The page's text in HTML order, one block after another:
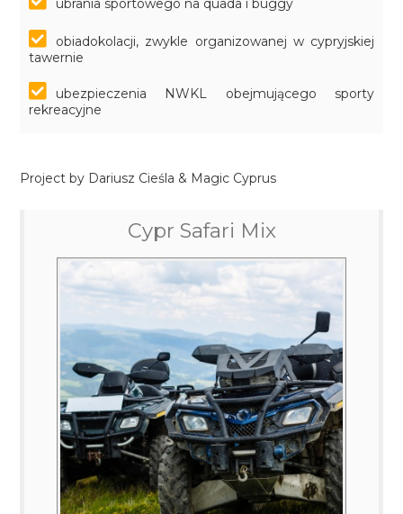
ubrania sportowego na quada i buggy
obiadokolacji, zwykle organizowanej w cypryjskiej
tawernie
ubezpieczenia NWKL obejmującego sporty
rekreacyjne
Project by Dariusz Cieśla & Magic Cyprus
Cypr Safari Mix